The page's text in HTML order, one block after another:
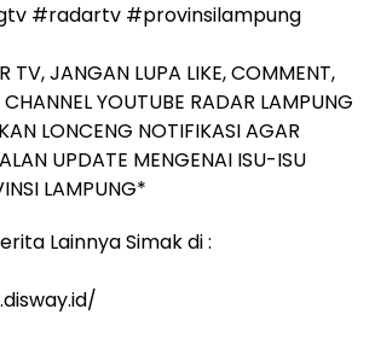
#radartv #provinsilampung
TV, JANGAN LUPA LIKE, COMMENT,
YOUTUBE RADAR LAMPUNG
LONCENG NOTIFIKASI AGAR
UPDATE MENGENAI ISU-ISU
LAMPUNG*
Lainnya Simak di :